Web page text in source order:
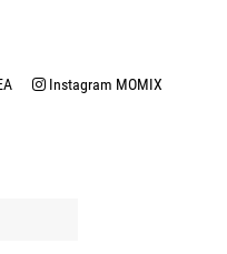
Instagram MOMIX